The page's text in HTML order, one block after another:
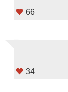
66
34